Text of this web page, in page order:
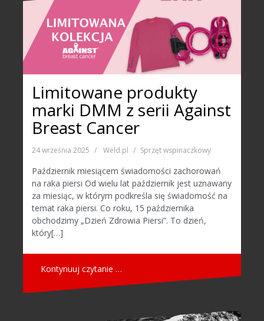
Limitowane produkty
marki DMM z serii Against
Breast Cancer
24 września 2025 Weld.pl Sprzęt wspinaczkowy
Październik miesiącem świadomości zachorowań
na raka piersi Od wielu lat październik jest uznawany
za miesiąc, w którym podkreśla się świadomość na
temat raka piersi. Co roku, 15 października
obchodzimy „Dzień Zdrowia Piersi”. To dzień,
który[…]
Kontynuuj czytanie …